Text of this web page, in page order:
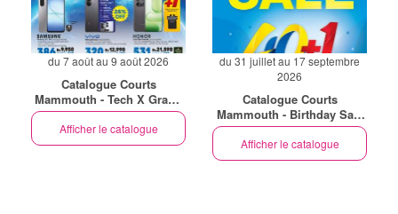
du 7 août au 9 août 2026
Catalogue Courts
Mammouth - Tech X Grand
Baie - Coeur De Ville (EN)
Afficher le catalogue
du 31 juillet au 17 septembre
2026
Catalogue Courts
Mammouth - Birthday Sale
(EN)
Afficher le catalogue